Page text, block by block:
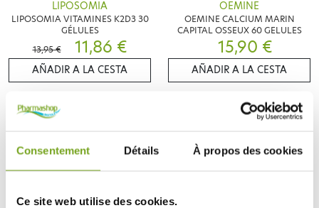
Consentement Détails À propos des cookies
Ce site web utilise des cookies.
LIPOSOMIA
LIPOSOMIA VITAMINES K2D3 30
GÉLULES
13,95 €
11,86 €
AÑADIR A LA CESTA
OEMINE
OEMINE CALCIUM MARIN
CAPITAL OSSEUX 60 GELULES
15,90 €
AÑADIR A LA CESTA